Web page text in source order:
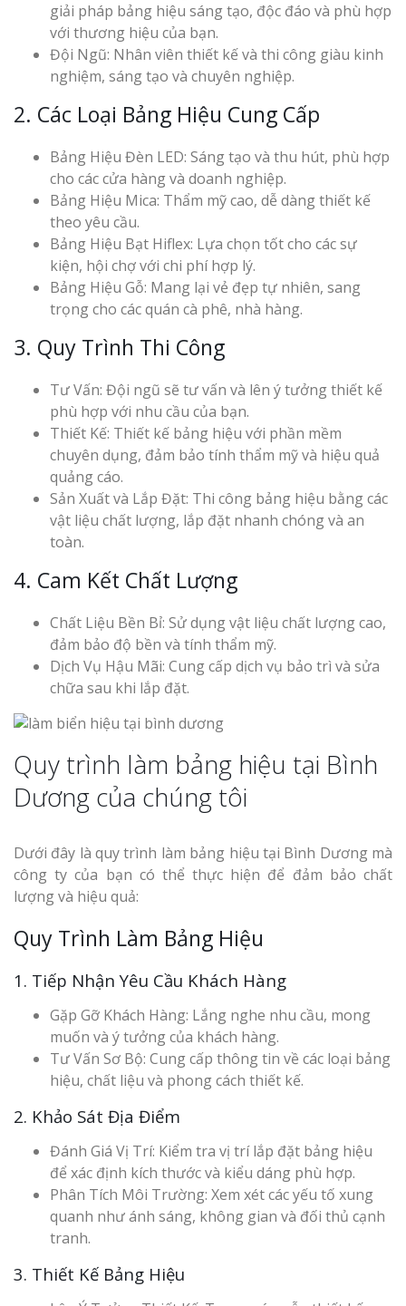
giải pháp bảng hiệu sáng tạo, độc đáo và phù hợp
với thương hiệu của bạn.
Đội Ngũ: Nhân viên thiết kế và thi công giàu kinh
nghiệm, sáng tạo và chuyên nghiệp.
2. Các Loại Bảng Hiệu Cung Cấp
Bảng Hiệu Đèn LED: Sáng tạo và thu hút, phù hợp
cho các cửa hàng và doanh nghiệp.
Bảng Hiệu Mica: Thẩm mỹ cao, dễ dàng thiết kế
theo yêu cầu.
Bảng Hiệu Bạt Hiflex: Lựa chọn tốt cho các sự
kiện, hội chợ với chi phí hợp lý.
Bảng Hiệu Gỗ: Mang lại vẻ đẹp tự nhiên, sang
trọng cho các quán cà phê, nhà hàng.
3. Quy Trình Thi Công
Tư Vấn: Đội ngũ sẽ tư vấn và lên ý tưởng thiết kế
phù hợp với nhu cầu của bạn.
Thiết Kế: Thiết kế bảng hiệu với phần mềm
chuyên dụng, đảm bảo tính thẩm mỹ và hiệu quả
quảng cáo.
Sản Xuất và Lắp Đặt: Thi công bảng hiệu bằng các
vật liệu chất lượng, lắp đặt nhanh chóng và an
toàn.
4. Cam Kết Chất Lượng
Chất Liệu Bền Bỉ: Sử dụng vật liệu chất lượng cao,
đảm bảo độ bền và tính thẩm mỹ.
Dịch Vụ Hậu Mãi: Cung cấp dịch vụ bảo trì và sửa
chữa sau khi lắp đặt.
Quy trình làm bảng hiệu tại Bình
Dương của chúng tôi
Dưới đây là quy trình làm bảng hiệu tại Bình Dương mà
công ty của bạn có thể thực hiện để đảm bảo chất
lượng và hiệu quả:
Quy Trình Làm Bảng Hiệu
1. Tiếp Nhận Yêu Cầu Khách Hàng
Gặp Gỡ Khách Hàng: Lắng nghe nhu cầu, mong
muốn và ý tưởng của khách hàng.
Tư Vấn Sơ Bộ: Cung cấp thông tin về các loại bảng
hiệu, chất liệu và phong cách thiết kế.
2. Khảo Sát Địa Điểm
Đánh Giá Vị Trí: Kiểm tra vị trí lắp đặt bảng hiệu
để xác định kích thước và kiểu dáng phù hợp.
Phân Tích Môi Trường: Xem xét các yếu tố xung
quanh như ánh sáng, không gian và đối thủ cạnh
tranh.
3. Thiết Kế Bảng Hiệu